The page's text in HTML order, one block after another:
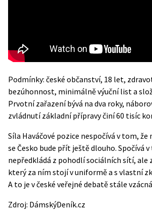
Podmínky: české občanství, 18 let,
bezúhonnost, minimálně výuční list a
Prvotní zařazení bývá na dva roky,
zvládnutí základní přípravy činí 60 tisíc
Síla Haváčové pozice nespočívá v tom, že
se Česko bude přít ještě dlouho. Spočívá
nepředkládá z pohodlí sociálních sítí, ale
který za ním stojí v uniformě a s vlastní
A to je v české veřejné debatě stále
Zdroj: DámskýDeník.cz